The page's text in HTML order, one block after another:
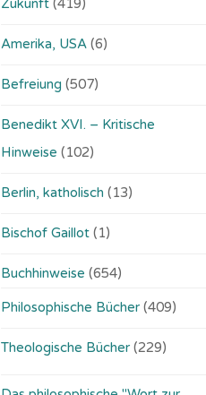
Zukunft (419)
Amerika, USA (6)
Befreiung (507)
Benedikt XVI. – Kritische
Hinweise (102)
Berlin, katholisch (13)
Bischof Gaillot (1)
Buchhinweise (654)
Philosophische Bücher (409)
Theologische Bücher (229)